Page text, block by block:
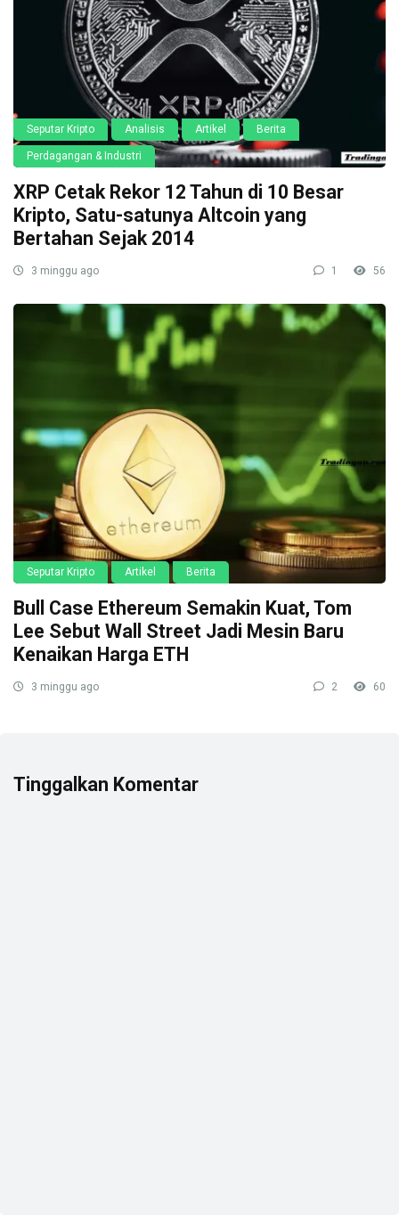
Seputar Kripto Analisis Artikel Berita
Perdagangan & Industri
XRP Cetak Rekor 12 Tahun di 10 Besar
Kripto, Satu-satunya Altcoin yang
Bertahan Sejak 2014
3 minggu ago 1 56
Seputar Kripto Artikel Berita
Bull Case Ethereum Semakin Kuat, Tom
Lee Sebut Wall Street Jadi Mesin Baru
Kenaikan Harga ETH
3 minggu ago 2 60
Tinggalkan Komentar